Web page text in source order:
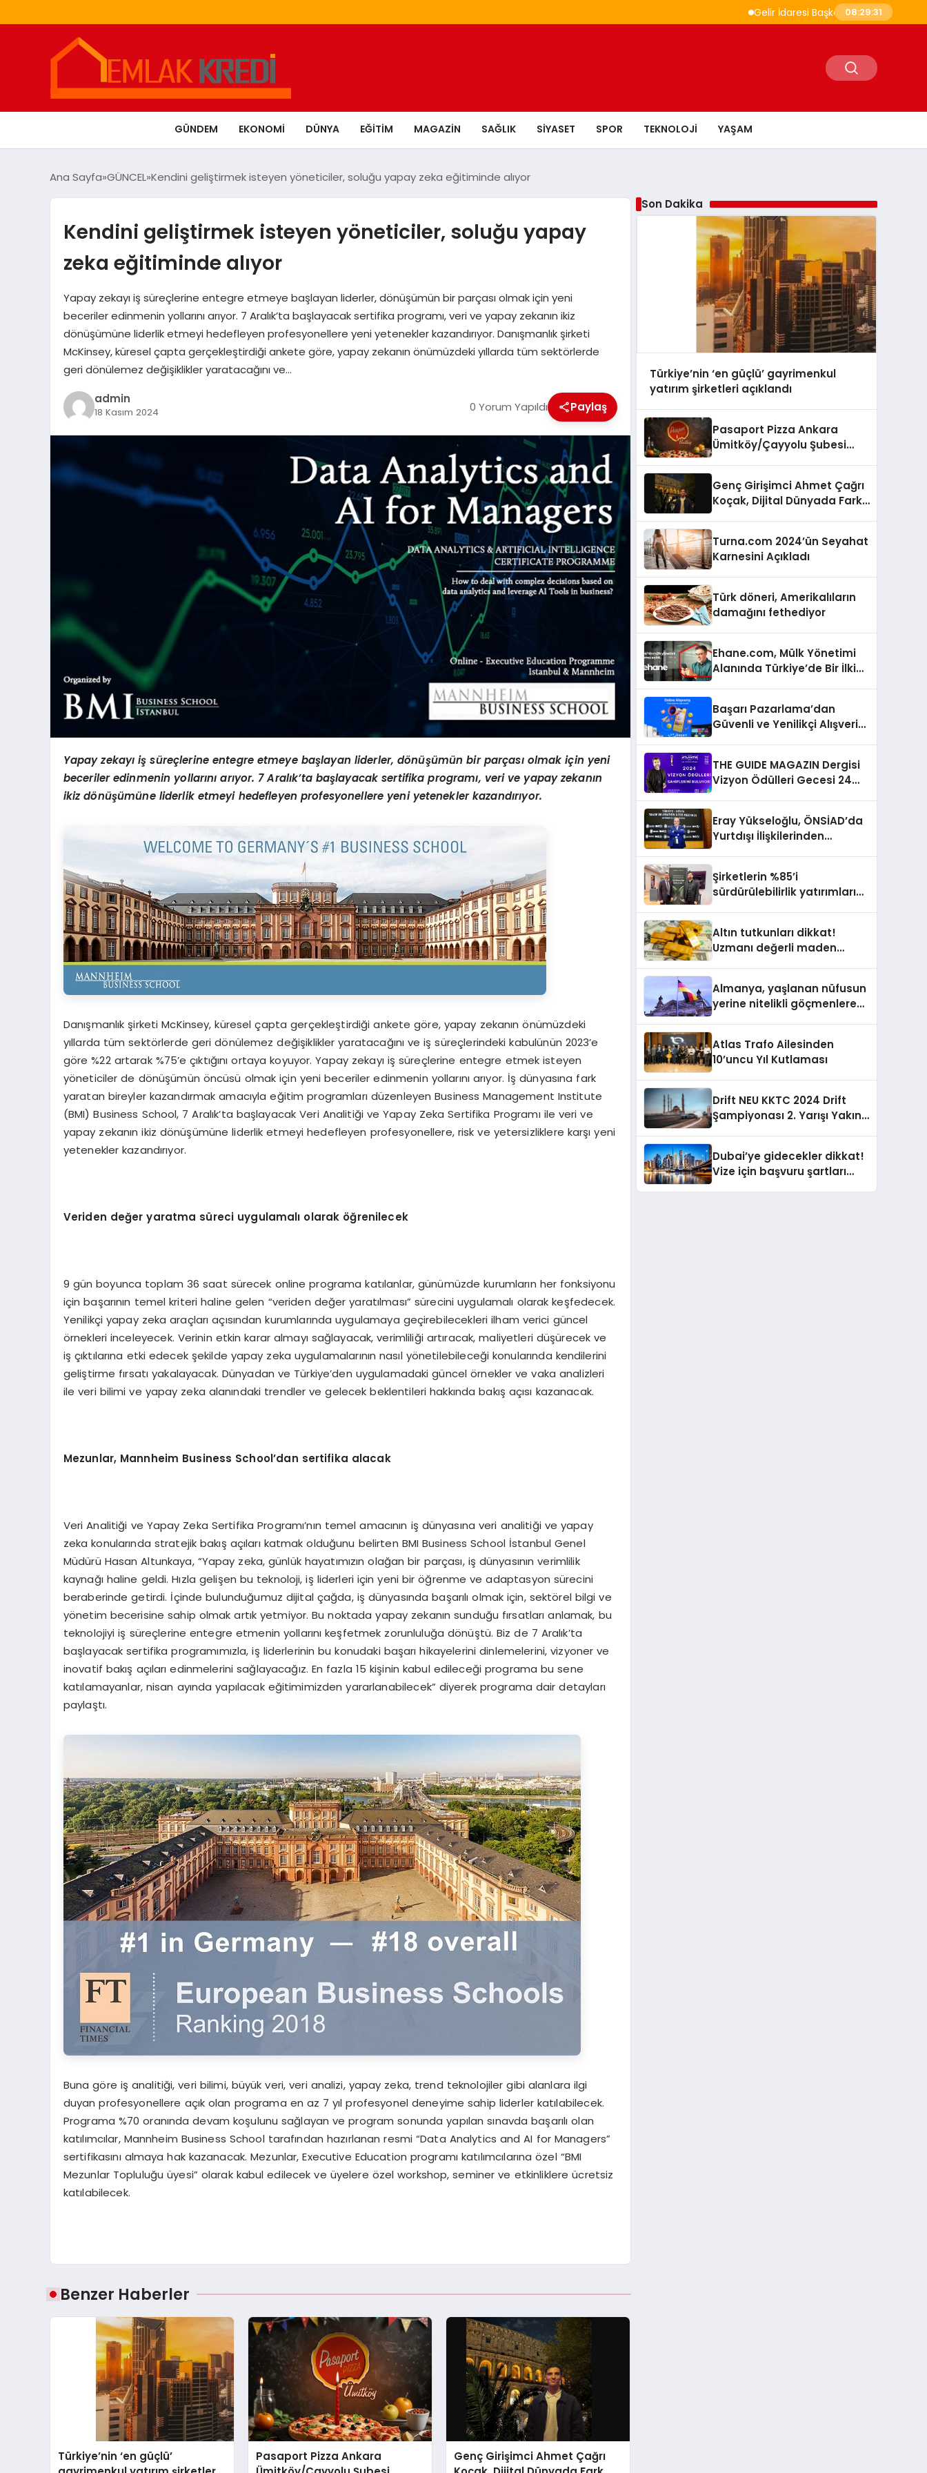
Gelir İdaresi Başkanlığı 860 Uzman Yardımcısı
08:29:33
GÜNDEM EKONOMI DÜNYA EĞITIM MAGAZIN SAĞLIK SIYASET SPOR TEKNOLOJI YAŞAM
Ana Sayfa GÜNCEL Kendini geliştirmek isteyen yöneticiler, soluğu yapay zeka eğitiminde alıyor
Kendini geliştirmek isteyen yöneticiler, soluğu yapay
zeka eğitiminde alıyor
Yapay zekayı iş süreçlerine entegre etmeye başlayan liderler, dönüşümün bir parçası olmak için yeni
beceriler edinmenin yollarını arıyor. 7 Aralık’ta başlayacak sertifika programı, veri ve yapay zekanın ikiz
dönüşümüne liderlik etmeyi hedefleyen profesyonellere yeni yetenekler kazandırıyor. Danışmanlık şirketi
McKinsey, küresel çapta gerçekleştirdiği ankete göre, yapay zekanın önümüzdeki yıllarda tüm sektörlerde
geri dönülemez değişiklikler yaratacağını ve…
admin
18 Kasım 2024 0 Yorum Yapıldı Paylaş
Yapay zekayı iş süreçlerine entegre etmeye başlayan liderler, dönüşümün bir parçası olmak için yeni
beceriler edinmenin yollarını arıyor. 7 Aralık’ta başlayacak sertifika programı, veri ve yapay zekanın
ikiz dönüşümüne liderlik etmeyi hedefleyen profesyonellere yeni yetenekler kazandırıyor.
Danışmanlık şirketi McKinsey, küresel çapta gerçekleştirdiği ankete göre, yapay zekanın önümüzdeki
yıllarda tüm sektörlerde geri dönülemez değişiklikler yaratacağını ve iş süreçlerindeki kabulünün 2023’e
göre %22 artarak %75’e çıktığını ortaya koyuyor. Yapay zekayı iş süreçlerine entegre etmek isteyen
yöneticiler de dönüşümün öncüsü olmak için yeni beceriler edinmenin yollarını arıyor. İş dünyasına fark
yaratan bireyler kazandırmak amacıyla eğitim programları düzenleyen Business Management Institute
(BMI) Business School, 7 Aralık’ta başlayacak Veri Analitiği ve Yapay Zeka Sertifika Programı ile veri ve
yapay zekanın ikiz dönüşümüne liderlik etmeyi hedefleyen profesyonellere, risk ve yetersizliklere karşı yeni
yetenekler kazandırıyor.
Veriden değer yaratma süreci uygulamalı olarak öğrenilecek
9 gün boyunca toplam 36 saat sürecek online programa katılanlar, günümüzde kurumların her fonksiyonu
için başarının temel kriteri haline gelen “veriden değer yaratılması” sürecini uygulamalı olarak keşfedecek.
Yenilikçi yapay zeka araçları açısından kurumlarında uygulamaya geçirebilecekleri ilham verici güncel
örnekleri inceleyecek. Verinin etkin karar almayı sağlayacak, verimliliği artıracak, maliyetleri düşürecek ve
iş çıktılarına etki edecek şekilde yapay zeka uygulamalarının nasıl yönetilebileceği konularında kendilerini
geliştirme fırsatı yakalayacak. Dünyadan ve Türkiye’den uygulamadaki güncel örnekler ve vaka analizleri
ile veri bilimi ve yapay zeka alanındaki trendler ve gelecek beklentileri hakkında bakış açısı kazanacak.
Mezunlar, Mannheim Business School’dan sertifika alacak
Veri Analitiği ve Yapay Zeka Sertifika Programı’nın temel amacının iş dünyasına veri analitiği ve yapay
zeka konularında stratejik bakış açıları katmak olduğunu belirten BMI Business School İstanbul Genel
Müdürü Hasan Altunkaya, “Yapay zeka, günlük hayatımızın olağan bir parçası, iş dünyasının verimlilik
kaynağı haline geldi. Hızla gelişen bu teknoloji, iş liderleri için yeni bir öğrenme ve adaptasyon sürecini
beraberinde getirdi. İçinde bulunduğumuz dijital çağda, iş dünyasında başarılı olmak için, sektörel bilgi ve
yönetim becerisine sahip olmak artık yetmiyor. Bu noktada yapay zekanın sunduğu fırsatları anlamak, bu
teknolojiyi iş süreçlerine entegre etmenin yollarını keşfetmek zorunluluğa dönüştü. Biz de 7 Aralık’ta
başlayacak sertifika programımızla, iş liderlerinin bu konudaki başarı hikayelerini dinlemelerini, vizyoner ve
inovatif bakış açıları edinmelerini sağlayacağız. En fazla 15 kişinin kabul edileceği programa bu sene
katılamayanlar, nisan ayında yapılacak eğitimimizden yararlanabilecek” diyerek programa dair detayları
paylaştı.
Buna göre iş analitiği, veri bilimi, büyük veri, veri analizi, yapay zeka, trend teknolojiler gibi alanlara ilgi
duyan profesyonellere açık olan programa en az 7 yıl profesyonel deneyime sahip liderler katılabilecek.
Programa %70 oranında devam koşulunu sağlayan ve program sonunda yapılan sınavda başarılı olan
katılımcılar, Mannheim Business School tarafından hazırlanan resmi “Data Analytics and AI for Managers”
sertifikasını almaya hak kazanacak. Mezunlar, Executive Education programı katılımcılarına özel “BMI
Mezunlar Topluluğu üyesi” olarak kabul edilecek ve üyelere özel workshop, seminer ve etkinliklere ücretsiz
katılabilecek.
Benzer Haberler
Türkiye’nin ‘en güçlü’
Pasaport Pizza Ankara
Genç Girişimci Ahmet Çağrı
Son Dakika
Türkiye’nin ‘en güçlü’ gayrimenkul
yatırım şirketleri açıklandı
Pasaport Pizza Ankara
Ümitköy/Çayyolu Şubesi
Genç Girişimci Ahmet Çağrı
Koçak, Dijital Dünyada Fark
Turna.com 2024’ün Seyahat
Karnesini Açıkladı
Türk döneri, Amerikalıların
damağını fethediyor
Ehane.com, Mülk Yönetimi
Alanında Türkiye’de Bir İlki
Başarı Pazarlama’dan
Güvenli ve Yenilikçi Alışveriş
THE GUIDE MAGAZIN Dergisi
Vizyon Ödülleri Gecesi 24
Eray Yükseloğlu, ÖNSİAD’da
Yurtdışı İlişkilerinden
Şirketlerin %85’i
sürdürülebilirlik yatırımlarını
Altın tutkunları dikkat!
Uzmanı değerli maden
Almanya, yaşlanan nüfusun
yerine nitelikli göçmenlere
Atlas Trafo Ailesinden
10’uncu Yıl Kutlaması
Drift NEU KKTC 2024 Drift
Şampiyonası 2. Yarışı Yakın
Dubai’ye gidecekler dikkat!
Vize için başvuru şartları